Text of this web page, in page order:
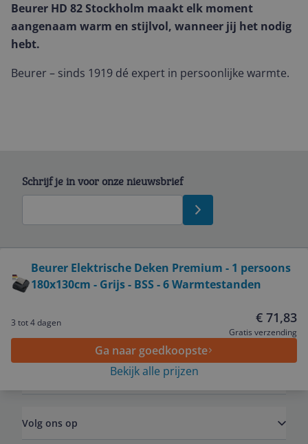
Beurer HD 82 Stockholm maakt elk moment
aangenaam warm en stijlvol, wanneer jij het nodig
hebt.
Beurer – sinds 1919 dé expert in persoonlijke warmte.
Beurer Elektrische Deken Premium - 1 persoons
180x130cm - Grijs - BSS - 6 Warmtestanden
3 tot 4 dagen € 71,83
Gratis verzending
Ga naar goedkoopste
Bekijk alle prijzen
Schrijf je in voor onze nieuwsbrief
Service
Algemeen
Volg ons op